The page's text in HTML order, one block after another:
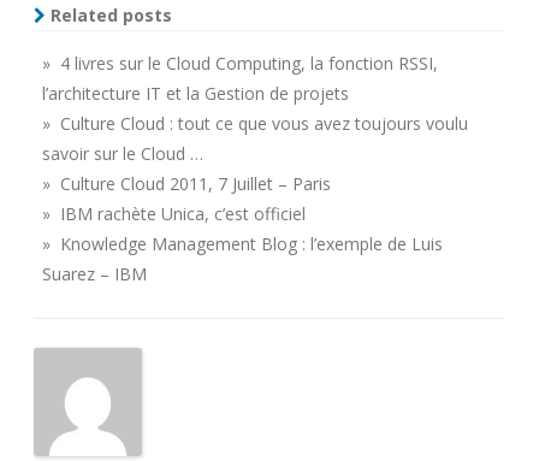
Related posts
» 4 livres sur le Cloud Computing, la fonction RSSI,
l’architecture IT et la Gestion de projets
» Culture Cloud : tout ce que vous avez toujours voulu
savoir sur le Cloud …
» Culture Cloud 2011, 7 Juillet – Paris
» IBM rachète Unica, c’est officiel
» Knowledge Management Blog : l’exemple de Luis
Suarez – IBM